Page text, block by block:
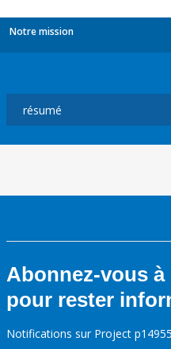
Notre mission
Abonnez-vous
pour rester
Notifications sur Project